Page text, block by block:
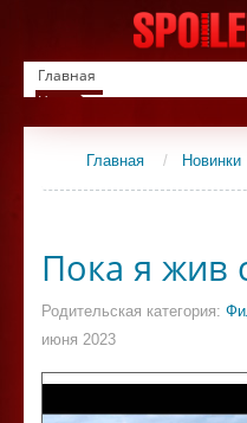
Главная
Новинки
Список фильмов
СериалыГлавная / Новинки
Пока я жив
Родительская категория:
июня 2023